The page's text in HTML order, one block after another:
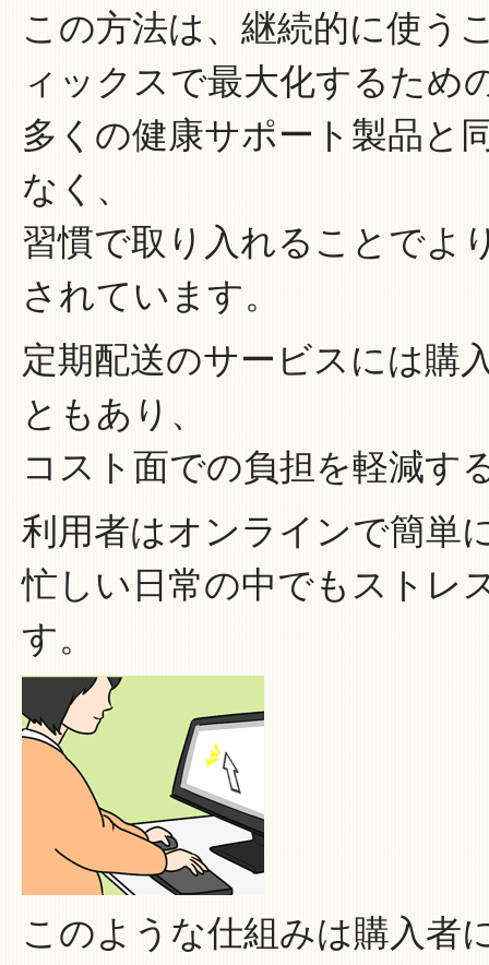
この方法は、継続的に使う
ィックスで最大化するため
多くの健康サポート製品と
なく、
習慣で取り入れることでよ
されています。
定期配送のサービスには購
ともあり、
コスト面での負担を軽減す
利用者はオンラインで簡単
忙しい日常の中でもストレ
す。
このような仕組みは購入者